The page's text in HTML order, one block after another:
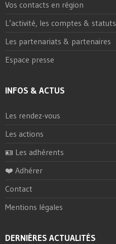
Vos contacts en région
L’activité, les comptes & statuts
Les partenariats & partenaires
Espace presse
INFOS & ACTUS
Les rendez-vous
Les actions
🪪 Les adhérents
❤️ Adhérer
Contact
Mentions légales
DERNIÈRES ACTUALITÉS